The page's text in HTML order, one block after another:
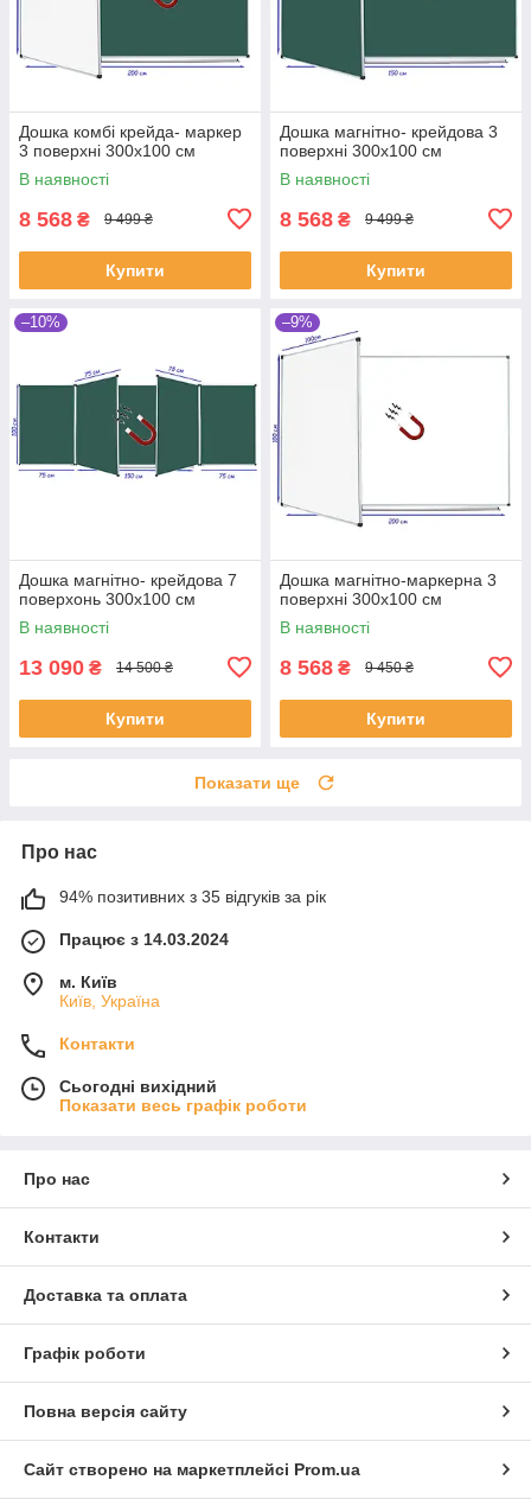
Дошка комбі крейда- маркер
3 поверхні 300x100 см
В наявності
8 568 ₴ 9 499 ₴
Купити
Дошка магнітно- крейдова 3
поверхні 300x100 см
В наявності
8 568 ₴ 9 499 ₴
Купити
–10%
Дошка магнітно- крейдова 7
поверхонь 300x100 см
В наявності
13 090 ₴ 14 500 ₴
Купити
–9%
Дошка магнітно-маркерна 3
поверхні 300x100 см
В наявності
8 568 ₴ 9 450 ₴
Купити
Показати ще
Про нас
94% позитивних з 35 відгуків за рік
Працює з 14.03.2024
м. Київ
Київ, Україна
Контакти
Сьогодні вихідний
Показати весь графік роботи
Про нас
Контакти
Доставка та оплата
Графік роботи
Повна версія сайту
Сайт створено на маркетплейсі Prom.ua